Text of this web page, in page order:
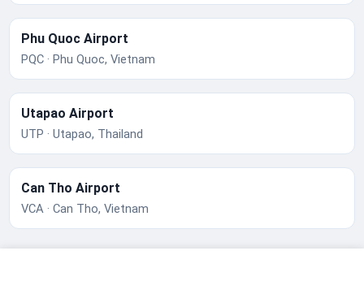
Phu Quoc Airport
PQC · Phu Quoc, Vietnam
Utapao Airport
UTP · Utapao, Thailand
Can Tho Airport
VCA · Can Tho, Vietnam